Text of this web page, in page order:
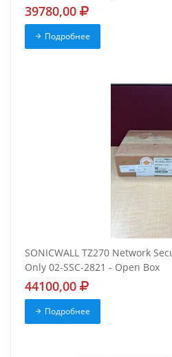
39780,00
Подробнее
SONICWALL TZ270 Network
Only 02-SSC-2821 - Open Box
44100,00
Подробнее